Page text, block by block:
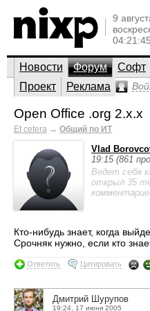
9
Новости Форум Софт
Проект
Реклама
Open Office .org 2.x.x
Et cetera → Общий по ИТ
Vlad
19:15 (861
Ведет себя
открыл 35
Кто-нибудь знает, когда
Срочняк нужно, если кто
Ответить Цитировать
Дмитрий Шурупов
19:24, 17 июня 2005